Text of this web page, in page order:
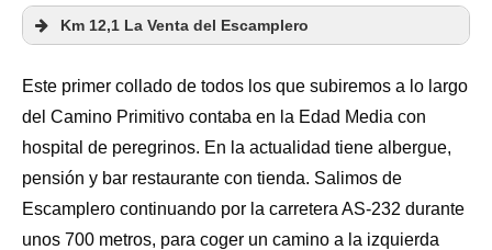
Km 12,1 La Venta del Escamplero
Este primer collado de todos los que subiremos a lo largo
del Camino Primitivo contaba en la Edad Media con
hospital de peregrinos. En la actualidad tiene albergue,
pensión y bar restaurante con tienda. Salimos de
Escamplero continuando por la carretera AS-232 durante
unos 700 metros, para coger un camino a la izquierda